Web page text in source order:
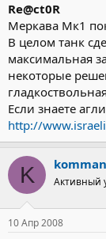
Re@ct0R
Меркава Мк1
В целом танк
максимальная
некоторые
Если знаете
http://
K Активный
10 Апр 2008